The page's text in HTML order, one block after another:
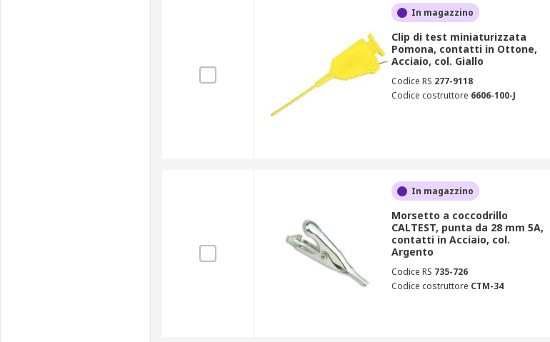
In magazzino
Clip di test miniaturizzata
Pomona, contatti in Ottone,
Acciaio, col. Giallo
Codice RS 277-9118
Codice costruttore 6606-100-J
In magazzino
Morsetto a coccodrillo
CALTEST, punta da 28 mm 5A,
contatti in Acciaio, col.
Argento
Codice RS 735-726
Codice costruttore CTM-34